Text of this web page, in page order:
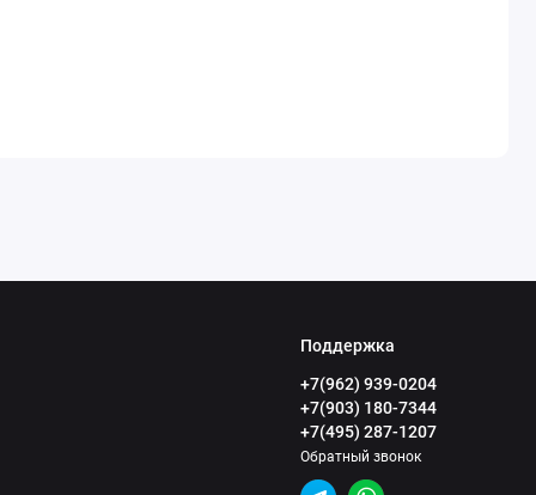
Поддержка
+7(962) 939-0204
+7(903) 180-7344
+7(495) 287-1207
Обратный звонок